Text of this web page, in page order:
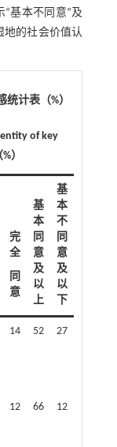
“基本不同意”及
地的社会价值认
计表（%）
of key
）
完
全
同
意
基
本
同
意
及
以
上
基
本
不
同
意
及
以
下
14 52 27
12 66 12